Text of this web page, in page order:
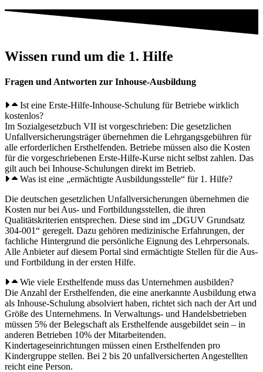
Wissen rund um die 1. Hilfe
Fragen und Antworten zur Inhouse-Ausbildung
Ist eine Erste-Hilfe-Inhouse-Schulung für Betriebe wirklich
kostenlos?
Im Sozialgesetzbuch VII ist vorgeschrieben: Die gesetzlichen
Unfallversicherungsträger übernehmen die Lehrgangsgebühren für
alle erforderlichen Ersthelfenden. Betriebe müssen also die Kosten
für die vorgeschriebenen Erste-Hilfe-Kurse nicht selbst zahlen. Das
gilt auch bei Inhouse-Schulungen direkt im Betrieb.
Was ist eine „ermächtigte Ausbildungsstelle“ für 1. Hilfe?
Die deutschen gesetzlichen Unfallversicherungen übernehmen die
Kosten nur bei Aus- und Fortbildungsstellen, die ihren
Qualitätskriterien entsprechen. Diese sind im „DGUV Grundsatz
304-001“ geregelt. Dazu gehören medizinische Erfahrungen, der
fachliche Hintergrund die persönliche Eignung des Lehrpersonals.
Alle Anbieter auf diesem Portal sind ermächtigte Stellen für die Aus-
und Fortbildung in der ersten Hilfe.
Wie viele Ersthelfende muss das Unternehmen ausbilden?
Die Anzahl der Ersthelfenden, die eine anerkannte Ausbildung etwa
als Inhouse-Schulung absolviert haben, richtet sich nach der Art und
Größe des Unternehmens. In Verwaltungs- und Handelsbetrieben
müssen 5% der Belegschaft als Ersthelfende ausgebildet sein – in
anderen Betrieben 10% der Mitarbeitenden.
Kindertageseinrichtungen müssen einen Ersthelfenden pro
Kindergruppe stellen. Bei 2 bis 20 unfallversicherten Angestellten
reicht eine Person.